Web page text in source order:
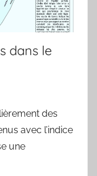
dans le
des
avec l’indice
une